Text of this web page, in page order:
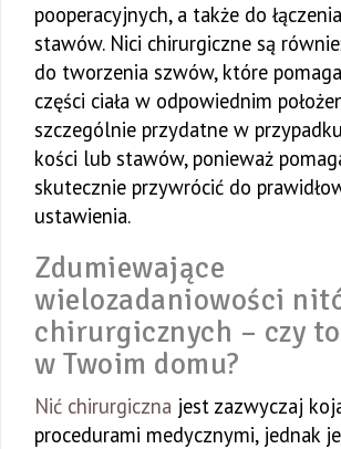
pooperacyjnych, a także do
stawów. Nici chirurgiczne są
do tworzenia szwów, które
części ciała w odpowiednim
szczególnie przydatne w
kości lub stawów, ponieważ
skutecznie przywrócić do
ustawienia.
Zdumiewające
wielozadaniowości
chirurgicznych – czy
w Twoim domu?
Nić chirurgiczna jest zazwyczaj
procedurami medycznymi, jednak